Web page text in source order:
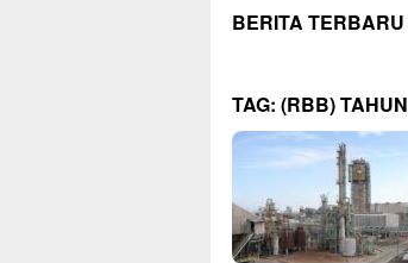
BERITA TERBARU
TAG: (RBB) TAHUN